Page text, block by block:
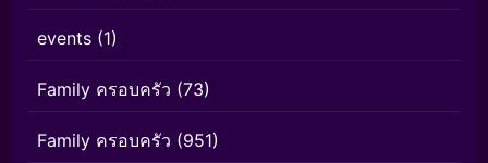
events (1)
Family ครอบครัว (73)
Family ครอบครัว (951)